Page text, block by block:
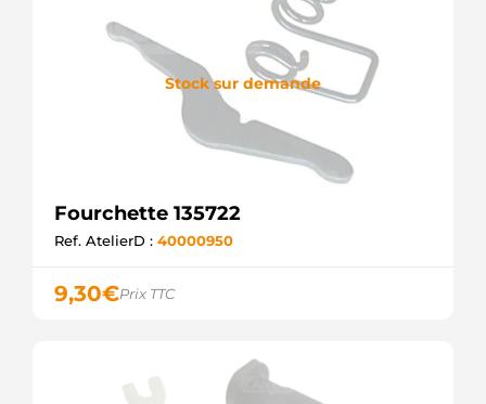
Stock sur demande
Fourchette 135722
Ref. AtelierD : 40000950
9,30€Prix TTC